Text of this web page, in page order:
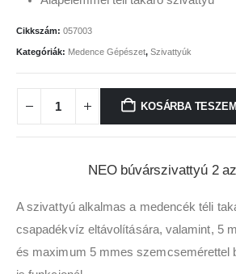
Cikkszám: 057003
Kategóriák: Medence Gépészet, Szivattyúk
KOSÁRBA TESZEM
NEO búvárszivattyú 2
A szivattyú alkalmas a medencék téli
csapadékvíz eltávolítására, valamint, 5
és maximum 5 mmes szemcsemérettel